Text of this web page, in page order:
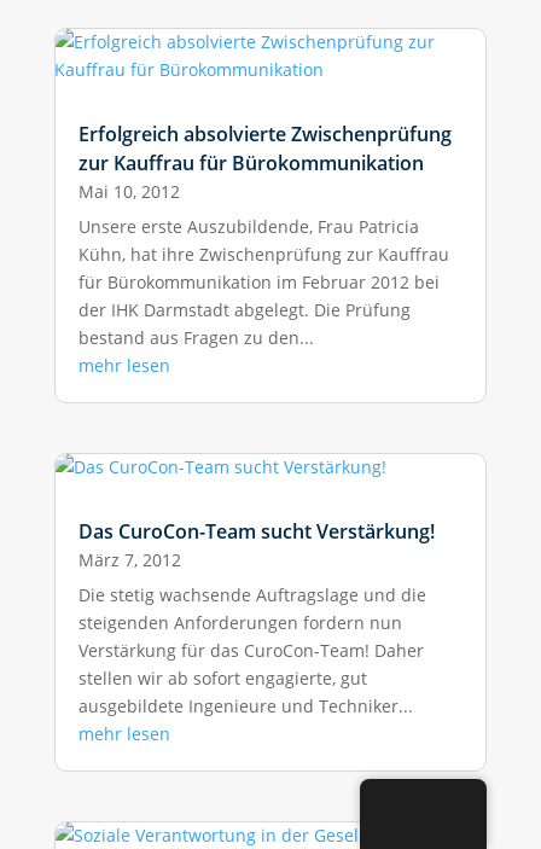
Erfolgreich absolvierte Zwischenprüfung
zur Kauffrau für Bürokommunikation
Mai 10, 2012
Unsere erste Auszubildende, Frau Patricia
Kühn, hat ihre Zwischenprüfung zur Kauffrau
für Bürokommunikation im Februar 2012 bei
der IHK Darmstadt abgelegt. Die Prüfung
bestand aus Fragen zu den...
mehr lesen
Das CuroCon-Team sucht Verstärkung!
März 7, 2012
Die stetig wachsende Auftragslage und die
steigenden Anforderungen fordern nun
Verstärkung für das CuroCon-Team! Daher
stellen wir ab sofort engagierte, gut
ausgebildete Ingenieure und Techniker...
mehr lesen